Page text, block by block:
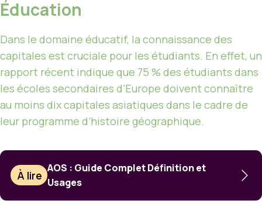
Éducation
Dans le domaine éducatif, la connaissance des
capitales est cruciale pour les étudiants. En effet, un
rapport récent indique que 75 % des étudiants dans
les écoles secondaires d’Europe doivent connaître
au moins dix capitales asiatiques dans le cadre de
leur programme d’histoire géographique.
À lire
AOS : Guide Complet Définition et
Usages